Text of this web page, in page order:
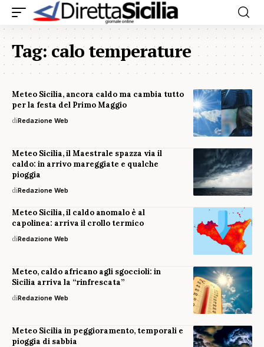
Tag:calo temperature
Meteo Sicilia, ancora caldo ma cambia tutto
per la festa del Primo Maggio
diRedazione Web
Meteo Sicilia, il Maestrale spazza via il
caldo: in arrivo mareggiate e qualche
pioggia
diRedazione Web
Meteo Sicilia, il caldo anomalo è al
capolinea: arriva il crollo termico
diRedazione Web
Meteo, caldo africano agli sgoccioli: in
Sicilia arriva la “rinfrescata”
diRedazione Web
Meteo Sicilia in peggioramento, temporali e
pioggia di sabbia